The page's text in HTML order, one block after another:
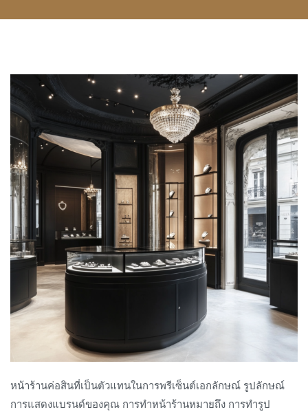
หน้าร้านค่อสินที่เป็นตัวแทนในการพรีเซ็นต์เอกลักษณ์ รูปลักษณ์
การแสดงแบรนด์ของคุณ การทำหน้าร้านหมายถึง การทำรูป